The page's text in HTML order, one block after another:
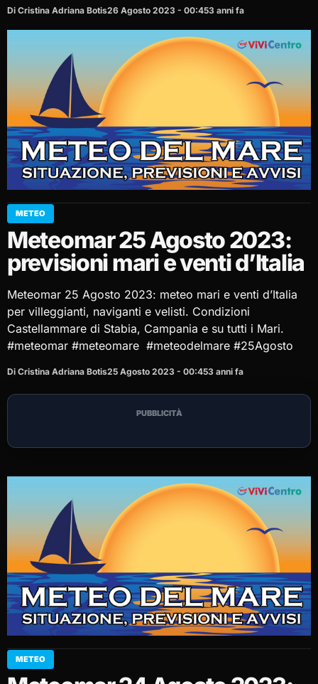
Di Cristina Adriana Botis26 Agosto 2023 - 00:453 anni fa
METEO
Meteomar 25 Agosto 2023:
previsioni mari e venti d’Italia
Meteomar 25 Agosto 2023: meteo mari e venti d’Italia
per villeggianti, naviganti e velisti. Condizioni
Castellammare di Stabia, Campania e su tutti i Mari.
#meteomar #meteomare #meteodelmare #25Agosto
Di Cristina Adriana Botis25 Agosto 2023 - 00:453 anni fa
PUBBLICITÀ
METEO